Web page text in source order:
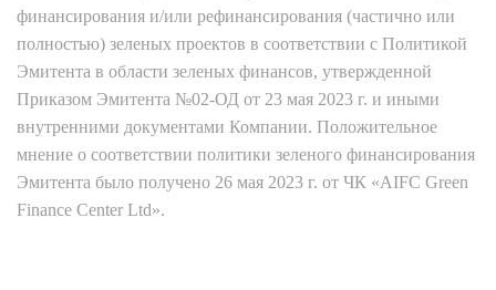
финансирования и/или рефинансирования (частично или
полностью) зеленых проектов в соответствии с Политикой
Эмитента в области зеленых финансов, утвержденной
Приказом Эмитента №02-ОД от 23 мая 2023 г. и иными
внутренними документами Компании. Положительное
мнение о соответствии политики зеленого финансирования
Эмитента было получено 26 мая 2023 г. от ЧК «AIFC Green
Finance Center Ltd».